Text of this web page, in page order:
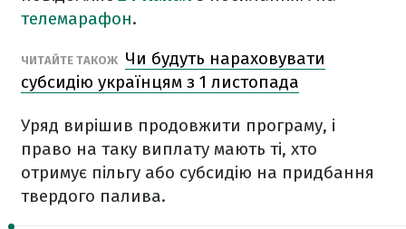
телемарафон.
ЧИТАЙТЕ ТАКОЖ Чи будуть нараховувати
субсидію українцям з 1 листопада
Уряд вирішив продовжити програму, і
право на таку виплату мають ті, хто
отримує пільгу або субсидію на придбання
твердого палива.